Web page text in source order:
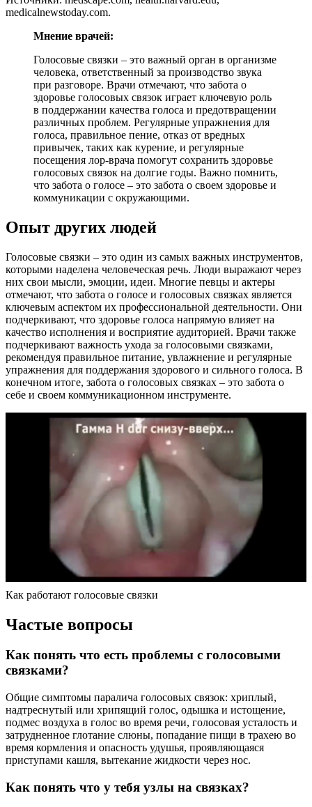
medicalnewstoday.com.
Мнение врачей:
Голосовые связки – это важный орган в организме
человека, ответственный за производство звука
при разговоре. Врачи отмечают, что забота о
здоровье голосовых связок играет ключевую роль
в поддержании качества голоса и предотвращении
различных проблем. Регулярные упражнения для
голоса, правильное пение, отказ от вредных
привычек, таких как курение, и регулярные
посещения лор-врача помогут сохранить здоровье
голосовых связок на долгие годы. Важно помнить,
что забота о голосе – это забота о своем здоровье и
коммуникации с окружающими.
Опыт других людей
Голосовые связки – это один из самых важных инструментов,
которыми наделена человеческая речь. Люди выражают через
них свои мысли, эмоции, идеи. Многие певцы и актеры
отмечают, что забота о голосе и голосовых связках является
ключевым аспектом их профессиональной деятельности. Они
подчеркивают, что здоровье голоса напрямую влияет на
качество исполнения и восприятие аудиторией. Врачи также
подчеркивают важность ухода за голосовыми связками,
рекомендуя правильное питание, увлажнение и регулярные
упражнения для поддержания здорового и сильного голоса. В
конечном итоге, забота о голосовых связках – это забота о
себе и своем коммуникационном инструменте.
Как работают голосовые связки
Частые вопросы
Как понять что есть проблемы с голосовыми
связками?
Общие симптомы паралича голосовых связок: хриплый,
надтреснутый или хрипящий голос, одышка и истощение,
подмес воздуха в голос во время речи, голосовая усталость и
затрудненное глотание слюны, попадание пищи в трахею во
время кормления и опасность удушья, проявляющаяся
приступами кашля, вытекание жидкости через нос.
Как понять что у тебя узлы на связках?